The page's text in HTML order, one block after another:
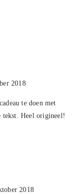
2018
te doen met
tekst. Heel origineel!
2018